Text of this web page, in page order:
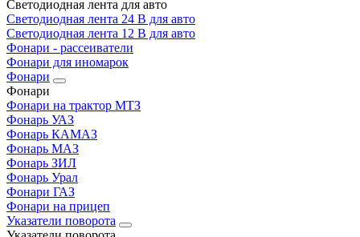
Светодиодная лента для авто
Светодиодная лента 24 В для авто
Светодиодная лента 12 В для авто
Фонари - рассеиватели
Фонари для иномарок
Фонари
Фонари
Фонари на трактор МТЗ
Фонарь УАЗ
Фонарь КАМАЗ
Фонарь МАЗ
Фонарь ЗИЛ
Фонарь Урал
Фонари ГАЗ
Фонари на прицеп
Указатели поворота